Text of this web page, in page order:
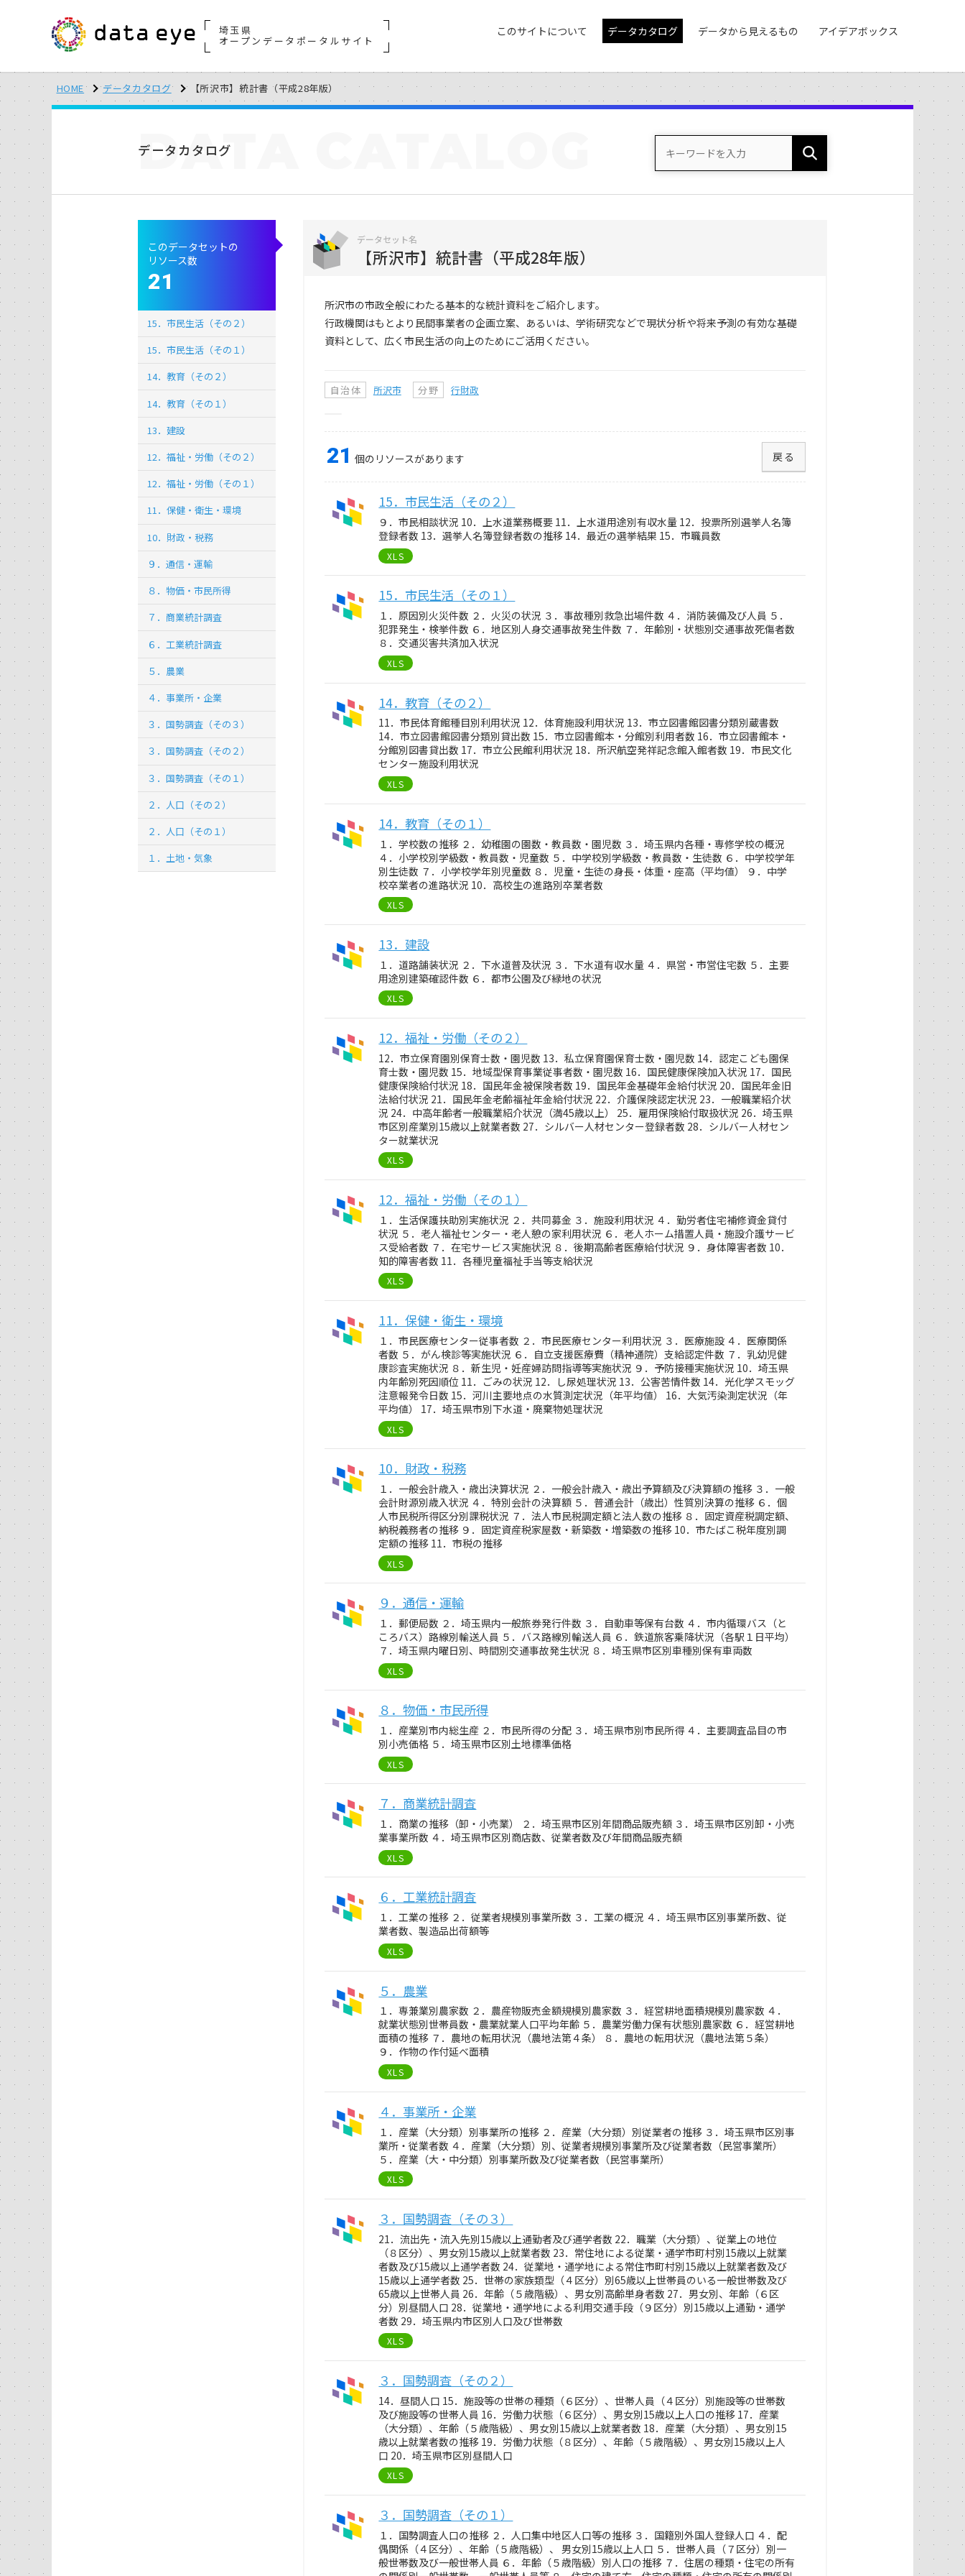
埼玉県
オープンデータポータルサイト
このサイトについて データカタログ データから見えるもの アイデアボックス
HOME データカタログ 【所沢市】統計書（平成28年版）
データカタログ
DATA
データセット名
【所沢市】統計書（平成28年版）
所沢市の市政全般にわたる基本的な統計資料をご紹介します。
行政機関はもとより民間事業者の企画立案、あるいは、学術研究などで現状分析や将来予測の有効な基礎
資料として、広く市民生活の向上のためにご活用ください。
自治体 所沢市 分野 行財政
21 個のリソースがあります 戻る
15．市民生活（その２）
９．市民相談状況 10．上水道業務概要 11．上水道用途別有収水量 12．投票所別選挙人名簿
登録者数 13．選挙人名簿登録者数の推移 14．最近の選挙結果 15．市職員数
XLS
15．市民生活（その１）
１．原因別火災件数 ２．火災の状況 ３．事故種別救急出場件数 ４．消防装備及び人員 ５．
犯罪発生・検挙件数 ６．地区別人身交通事故発生件数 ７．年齢別・状態別交通事故死傷者数
８．交通災害共済加入状況
XLS
14．教育（その２）
11．市民体育館種目別利用状況 12．体育施設利用状況 13．市立図書館図書分類別蔵書数
14．市立図書館図書分類別貸出数 15．市立図書館本・分館別利用者数 16．市立図書館本・
分館別図書貸出数 17．市立公民館利用状況 18．所沢航空発祥記念館入館者数 19．市民文化
センター施設利用状況
XLS
14．教育（その１）
１．学校数の推移 ２．幼稚園の園数・教員数・園児数 ３．埼玉県内各種・専修学校の概況
４．小学校別学級数・教員数・児童数 ５．中学校別学級数・教員数・生徒数 ６．中学校学年
別生徒数 ７．小学校学年別児童数 ８．児童・生徒の身長・体重・座高（平均値） ９．中学
校卒業者の進路状況 10．高校生の進路別卒業者数
XLS
13．建設
１．道路舗装状況 ２．下水道普及状況 ３．下水道有収水量 ４．県営・市営住宅数 ５．主要
用途別建築確認件数 ６．都市公園及び緑地の状況
XLS
12．福祉・労働（その２）
12．市立保育園別保育士数・園児数 13．私立保育園保育士数・園児数 14．認定こども園保
育士数・園児数 15．地域型保育事業従事者数・園児数 16．国民健康保険加入状況 17．国民
健康保険給付状況 18．国民年金被保険者数 19．国民年金基礎年金給付状況 20．国民年金旧
法給付状況 21．国民年金老齢福祉年金給付状況 22．介護保険認定状況 23．一般職業紹介状
況 24．中高年齢者一般職業紹介状況（満45歳以上） 25．雇用保険給付取扱状況 26．埼玉県
市区別産業別15歳以上就業者数 27．シルバー人材センター登録者数 28．シルバー人材セン
ター就業状況
XLS
12．福祉・労働（その１）
１．生活保護扶助別実施状況 ２．共同募金 ３．施設利用状況 ４．勤労者住宅補修資金貸付
状況 ５．老人福祉センター・老人憩の家利用状況 ６．老人ホーム措置人員・施設介護サービ
ス受給者数 ７．在宅サービス実施状況 ８．後期高齢者医療給付状況 ９．身体障害者数 10．
知的障害者数 11．各種児童福祉手当等支給状況
XLS
11．保健・衛生・環境
１．市民医療センター従事者数 ２．市民医療センター利用状況 ３．医療施設 ４．医療関係
者数 ５．がん検診等実施状況 ６．自立支援医療費（精神通院）支給認定件数 ７．乳幼児健
康診査実施状況 ８．新生児・妊産婦訪問指導等実施状況 ９．予防接種実施状況 10．埼玉県
内年齢別死因順位 11．ごみの状況 12．し尿処理状況 13．公害苦情件数 14．光化学スモッグ
注意報発令日数 15．河川主要地点の水質測定状況（年平均値） 16．大気汚染測定状況（年
平均値） 17．埼玉県市別下水道・廃棄物処理状況
XLS
10．財政・税務
１．一般会計歳入・歳出決算状況 ２．一般会計歳入・歳出予算額及び決算額の推移 ３．一般
会計財源別歳入状況 ４．特別会計の決算額 ５．普通会計（歳出）性質別決算の推移 ６．個
人市民税所得区分別課税状況 ７．法人市民税調定額と法人数の推移 ８．固定資産税調定額、
納税義務者の推移 ９．固定資産税家屋数・新築数・増築数の推移 10．市たばこ税年度別調
定額の推移 11．市税の推移
XLS
９．通信・運輸
１．郵便局数 ２．埼玉県内一般旅券発行件数 ３．自動車等保有台数 ４．市内循環バス（と
ころバス）路線別輸送人員 ５．バス路線別輸送人員 ６．鉄道旅客乗降状況（各駅１日平均）
７．埼玉県内曜日別、時間別交通事故発生状況 ８．埼玉県市区別車種別保有車両数
XLS
８．物価・市民所得
１．産業別市内総生産 ２．市民所得の分配 ３．埼玉県市別市民所得 ４．主要調査品目の市
別小売価格 ５．埼玉県市区別土地標準価格
XLS
７．商業統計調査
１．商業の推移（卸・小売業） ２．埼玉県市区別年間商品販売額 ３．埼玉県市区別卸・小売
業事業所数 ４．埼玉県市区別商店数、従業者数及び年間商品販売額
XLS
６．工業統計調査
１．工業の推移 ２．従業者規模別事業所数 ３．工業の概況 ４．埼玉県市区別事業所数、従
業者数、製造品出荷額等
XLS
５．農業
１．専兼業別農家数 ２．農産物販売金額規模別農家数 ３．経営耕地面積規模別農家数 ４．
就業状態別世帯員数・農業就業人口平均年齢 ５．農業労働力保有状態別農家数 ６．経営耕地
面積の推移 ７．農地の転用状況（農地法第４条） ８．農地の転用状況（農地法第５条）
９．作物の作付延べ面積
XLS
４．事業所・企業
１．産業（大分類）別事業所の推移 ２．産業（大分類）別従業者の推移 ３．埼玉県市区別事
業所・従業者数 ４．産業（大分類）別、従業者規模別事業所及び従業者数（民営事業所）
５．産業（大・中分類）別事業所数及び従業者数（民営事業所）
XLS
３．国勢調査（その３）
21．流出先・流入先別15歳以上通勤者及び通学者数 22．職業（大分類）、従業上の地位
（８区分）、男女別15歳以上就業者数 23．常住地による従業・通学市町村別15歳以上就業
者数及び15歳以上通学者数 24．従業地・通学地による常住市町村別15歳以上就業者数及び
15歳以上通学者数 25．世帯の家族類型（４区分）別65歳以上世帯員のいる一般世帯数及び
65歳以上世帯人員 26．年齢（５歳階級）、男女別高齢単身者数 27．男女別、年齢（６区
分）別昼間人口 28．従業地・通学地による利用交通手段（９区分）別15歳以上通勤・通学
者数 29．埼玉県内市区別人口及び世帯数
XLS
３．国勢調査（その２）
14．昼間人口 15．施設等の世帯の種類（６区分）、世帯人員（４区分）別施設等の世帯数
及び施設等の世帯人員 16．労働力状態（６区分）、男女別15歳以上人口の推移 17．産業
（大分類）、年齢（５歳階級）、男女別15歳以上就業者数 18．産業（大分類）、男女別15
歳以上就業者数の推移 19．労働力状態（８区分）、年齢（５歳階級）、男女別15歳以上人
口 20．埼玉県市区別昼間人口
XLS
３．国勢調査（その１）
１．国勢調査人口の推移 ２．人口集中地区人口等の推移 ３．国籍別外国人登録人口 ４．配
偶関係（４区分）、年齢（５歳階級）、 男女別15歳以上人口 ５．世帯人員（７区分）別一
般世帯数及び一般世帯人員 ６．年齢（５歳階級）別人口の推移 ７．住居の種類・住宅の所有
このデータセットの
リソース数
21
15．市民生活（その２）
15．市民生活（その１）
14．教育（その２）
14．教育（その１）
13．建設
12．福祉・労働（その２）
12．福祉・労働（その１）
11．保健・衛生・環境
10．財政・税務
９．通信・運輸
８．物価・市民所得
７．商業統計調査
６．工業統計調査
５．農業
４．事業所・企業
３．国勢調査（その３）
３．国勢調査（その２）
３．国勢調査（その１）
２．人口（その２）
２．人口（その１）
１．土地・気象